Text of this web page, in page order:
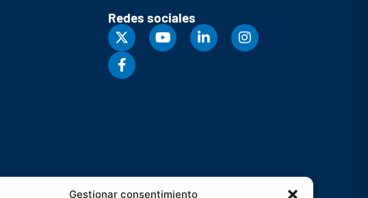
Gestionar consentimiento
Redes sociales